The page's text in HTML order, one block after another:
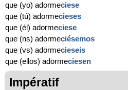
que (yo) adormeciese
que (tú) adormecieses
que (él) adormeciese
que (ns) adormeciésemos
que (vs) adormecieseis
que (ellos) adormeciesen
Impératif